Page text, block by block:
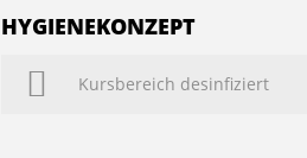
HYGIENEKONZEPT
Kursbereich desinfiziert